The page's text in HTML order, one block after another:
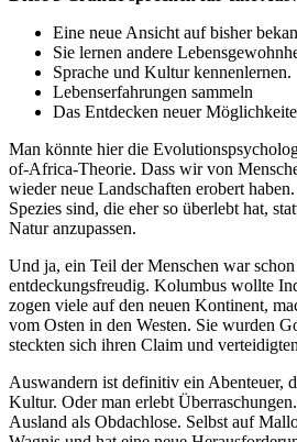
Eine neue Ansicht auf bisher
Sie lernen andere
Sprache und Kultur kennenlernen.
Lebenserfahrungen sammeln
Das Entdecken neuer
Man könnte hier die
of-Africa-Theorie. Dass wir von
wieder neue Landschaften erobert
Spezies sind, die eher so überlebt hat,
Natur anzupassen.
Und ja, ein Teil der Menschen war
entdeckungsfreudig. Kolumbus wollte
zogen viele auf den neuen Kontinent,
vom Osten in den Westen. Sie wurden
steckten sich ihren Claim und
Auswandern ist definitiv ein Abenteuer,
Kultur. Oder man erlebt
Ausland als Obdachlose. Selbst auf